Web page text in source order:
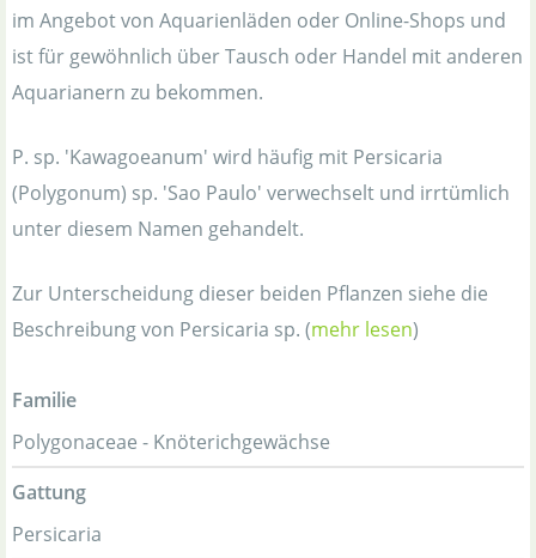
im Angebot von Aquarienläden oder Online-Shops und
ist für gewöhnlich über Tausch oder Handel mit anderen
Aquarianern zu bekommen.
P. sp. 'Kawagoeanum' wird häufig mit Persicaria
(Polygonum) sp. 'Sao Paulo' verwechselt und irrtümlich
unter diesem Namen gehandelt.
Zur Unterscheidung dieser beiden Pflanzen siehe die
Beschreibung von Persicaria sp. (mehr lesen)
Familie
Polygonaceae - Knöterichgewächse
Gattung
Persicaria